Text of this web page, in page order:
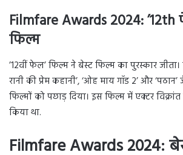
Filmfare Awards 2024: ’12th
फिल्म
’12वीं फेल’ फिल्म ने बेस्ट फिल्म का पुरस्कार जीता।
रानी की प्रेम कहानी’, ‘ओह माय गॉड 2’ और
फिल्मों को पछाड़ दिया। इस फिल्म में एक्टर
किया था.
Filmfare Awards 2024: